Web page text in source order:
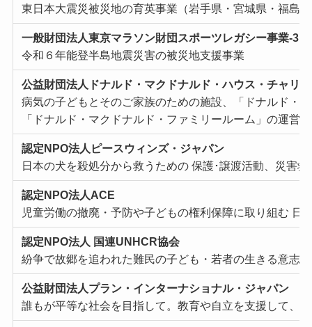
東⽇本⼤震災被災地の育英事業（岩⼿県・宮城県・福島
⼀般財団法⼈東京マラソン財団スポーツレガシー事業-3
令和６年能登半島地震災害の被災地⽀援事業
公益財団法⼈ドナルド・マクドナルド・ハウス・チャリ
病気の⼦どもとそのご家族のための施設、「ドナルド・
「ドナルド・マクドナルド・ファミリールーム」の運営
認定NPO法⼈ピースウィンズ・ジャパン
⽇本の⽝を殺処分から救うための 保護･譲渡活動、災害
認定NPO法⼈ACE
児童労働の撤廃・予防や⼦どもの権利保障に取り組む ⽇
認定NPO法⼈ 国連UNHCR協会
紛争で故郷を追われた難⺠の⼦ども・若者の⽣きる意志
公益財団法⼈プラン・インターナショナル・ジャパン
誰もが平等な社会を⽬指して。教育や⾃⽴を⽀援して、